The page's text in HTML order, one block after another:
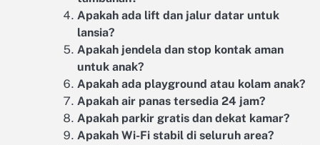
Apakah ada lift dan jalur datar untuk
lansia?
Apakah jendela dan stop kontak aman
untuk anak?
Apakah ada playground atau kolam anak?
Apakah air panas tersedia 24 jam?
Apakah parkir gratis dan dekat kamar?
Apakah Wi-Fi stabil di seluruh area?